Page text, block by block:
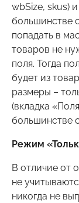
wbSize, skus)
большинстве
попадать в
товаров не
поля. Тогда
будет из
размеры –
(вкладка
большинстве
Режим
В отличие от
не
никогда не